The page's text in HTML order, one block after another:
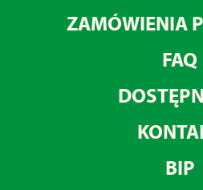
ZAMÓWIENIA
FAQ
BIP